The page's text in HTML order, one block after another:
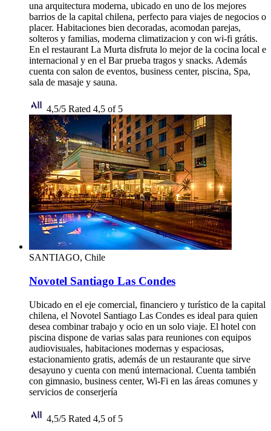
una arquitectura moderna, ubicado en uno de los mejores
barrios de la capital chilena, perfecto para viajes de negocios o
placer. Habitaciones bien decoradas, acomodan parejas,
solteros y familias, moderna climatizacion y con wi-fi grátis.
En el restaurant La Murta disfruta lo mejor de la cocina local e
internacional y en el Bar prueba tragos y snacks. Además
cuenta con salon de eventos, business center, piscina, Spa,
sala de masaje y sauna.
4,5/5 Rated 4,5 of 5
SANTIAGO, Chile
Novotel Santiago Las Condes
Ubicado en el eje comercial, financiero y turístico de la capital
chilena, el Novotel Santiago Las Condes es ideal para quien
desea combinar trabajo y ocio en un solo viaje. El hotel con
piscina dispone de varias salas para reuniones con equipos
audiovisuales, habitaciones modernas y espaciosas,
estacionamiento gratis, además de un restaurante que sirve
desayuno y cuenta con menú internacional. Cuenta también
con gimnasio, business center, Wi-Fi en las áreas comunes y
servicios de conserjería
4,5/5 Rated 4,5 of 5